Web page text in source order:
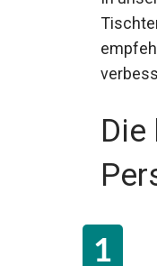
In
der die